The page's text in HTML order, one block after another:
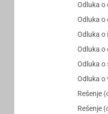
Odluka o
Odluka o
Odluka o
Odluka o
Odluka o
Odluka o
Rešenje
Rešenje